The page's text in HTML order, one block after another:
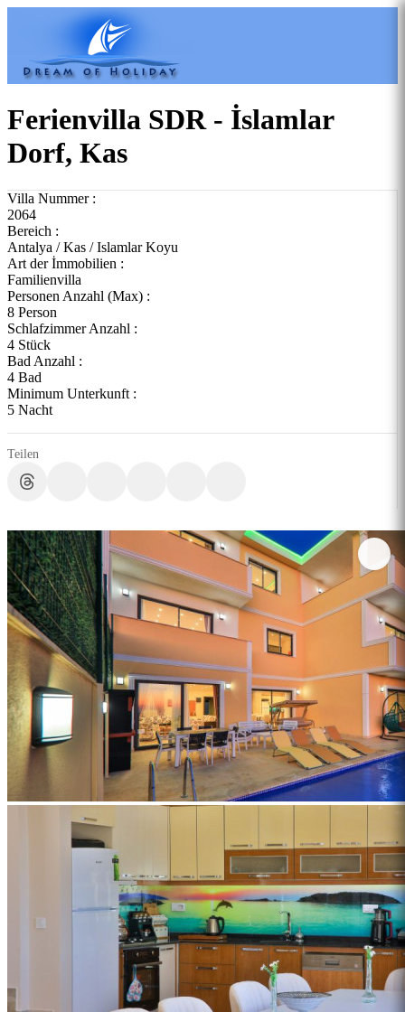
Ferienvilla SDR - İslamlar
Dorf, Kas
Villa Nummer :
2064
Bereich :
Antalya / Kas / Islamlar Koyu
Art der İmmobilien :
Familienvilla
Personen Anzahl (Max) :
8 Person
Schlafzimmer Anzahl :
4 Stück
Bad Anzahl :
4 Bad
Minimum Unterkunft :
5 Nacht
Teilen